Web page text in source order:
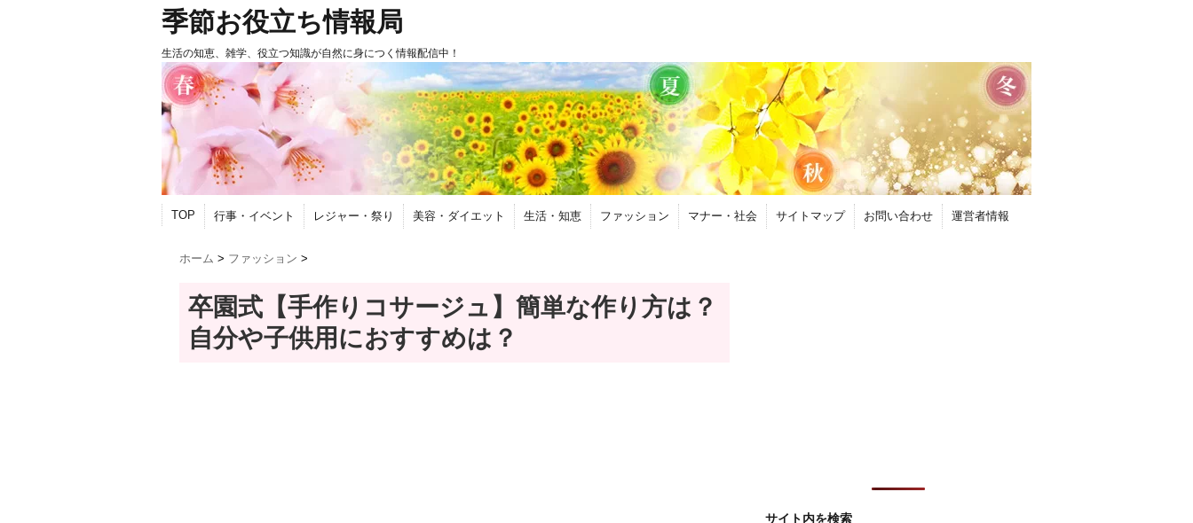
季節お役立ち情報局
生活の知恵、雑学、役立つ知識が自然に身につく情報配信中！
TOP 行事・イベント レジャー・祭り 美容・ダイエット 生活・知恵 ファッション マナー・社会 サイトマップ お問い合わせ 運営者情報
ホーム > ファッション >
卒園式【手作りコサージュ】簡単な作り方は？
自分や子供用におすすめは？
サイト内を検索